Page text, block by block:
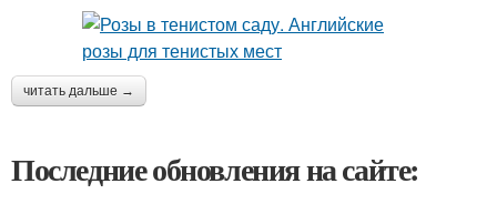
читать дальше →
Последние обновления на сайте: